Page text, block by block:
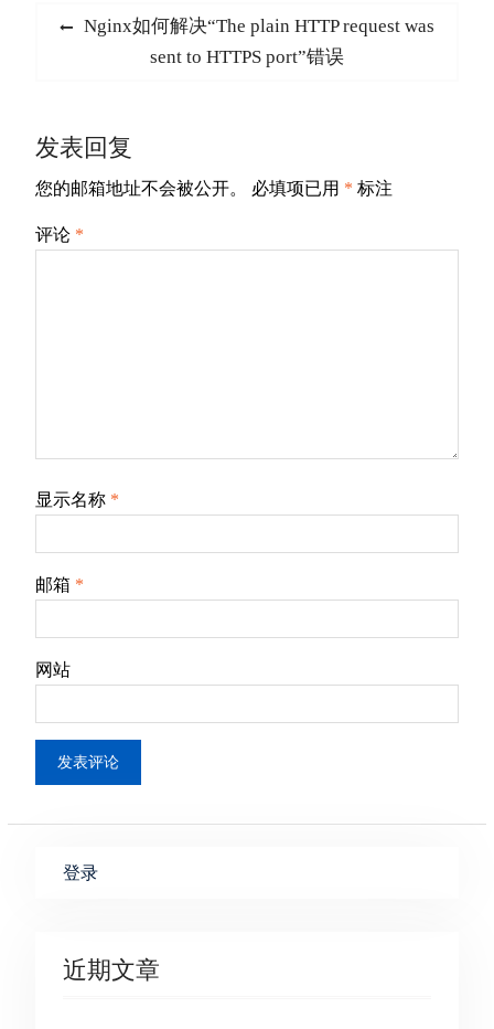
文
Previous
Nginx如何解决“The plain HTTP request was
sent to HTTPS port”错误
发表回复
您的邮箱地址不会被公开。 必填项已用 * 标注
评论 *
显示名称 *
邮箱 *
网站
登录
近期文章